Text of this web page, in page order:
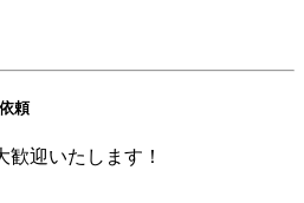
頼
迎いたします！